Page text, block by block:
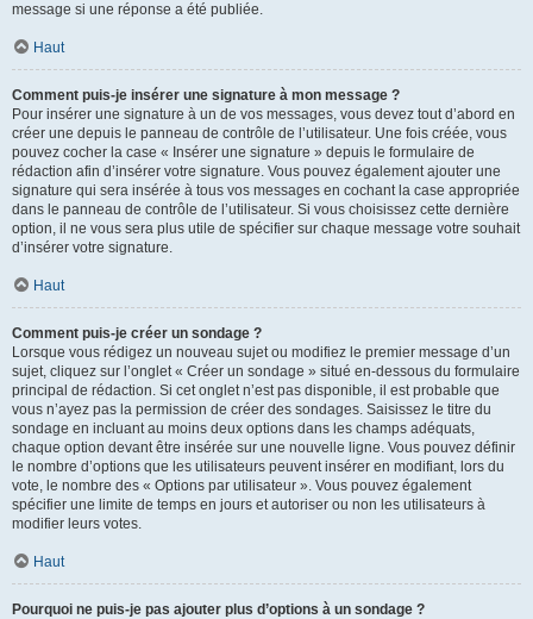
message si une réponse a été publiée.
Haut
Comment puis-je insérer une signature à mon message ?
Pour insérer une signature à un de vos messages, vous devez tout d’abord en
créer une depuis le panneau de contrôle de l’utilisateur. Une fois créée, vous
pouvez cocher la case « Insérer une signature » depuis le formulaire de
rédaction afin d’insérer votre signature. Vous pouvez également ajouter une
signature qui sera insérée à tous vos messages en cochant la case appropriée
dans le panneau de contrôle de l’utilisateur. Si vous choisissez cette dernière
option, il ne vous sera plus utile de spécifier sur chaque message votre souhait
d’insérer votre signature.
Haut
Comment puis-je créer un sondage ?
Lorsque vous rédigez un nouveau sujet ou modifiez le premier message d’un
sujet, cliquez sur l’onglet « Créer un sondage » situé en-dessous du formulaire
principal de rédaction. Si cet onglet n’est pas disponible, il est probable que
vous n’ayez pas la permission de créer des sondages. Saisissez le titre du
sondage en incluant au moins deux options dans les champs adéquats,
chaque option devant être insérée sur une nouvelle ligne. Vous pouvez définir
le nombre d’options que les utilisateurs peuvent insérer en modifiant, lors du
vote, le nombre des « Options par utilisateur ». Vous pouvez également
spécifier une limite de temps en jours et autoriser ou non les utilisateurs à
modifier leurs votes.
Haut
Pourquoi ne puis-je pas ajouter plus d’options à un sondage ?